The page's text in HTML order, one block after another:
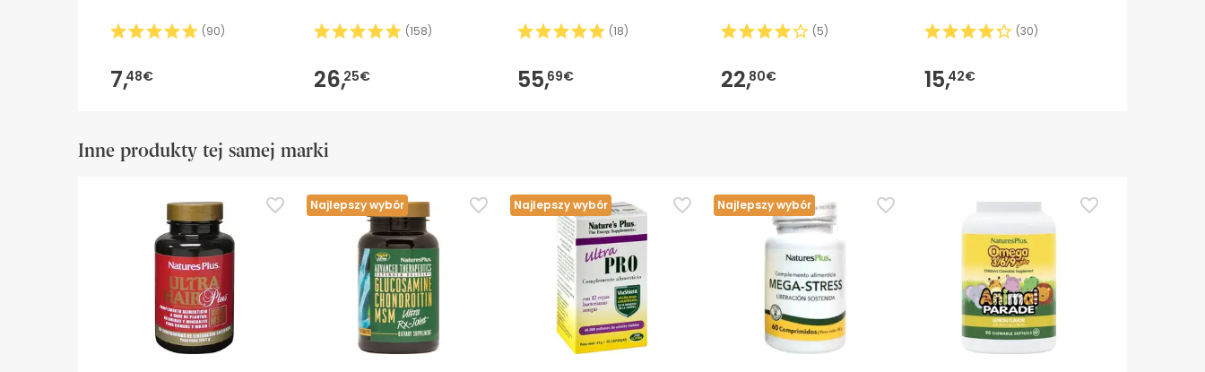
(90)
7,48€
(158)
26,25€
(18)
55,69€
(5)
22,80€
(30)
15,42€
Inne produkty tej samej marki
Najlepszy wybór Najlepszy wybór Najlepszy wybór